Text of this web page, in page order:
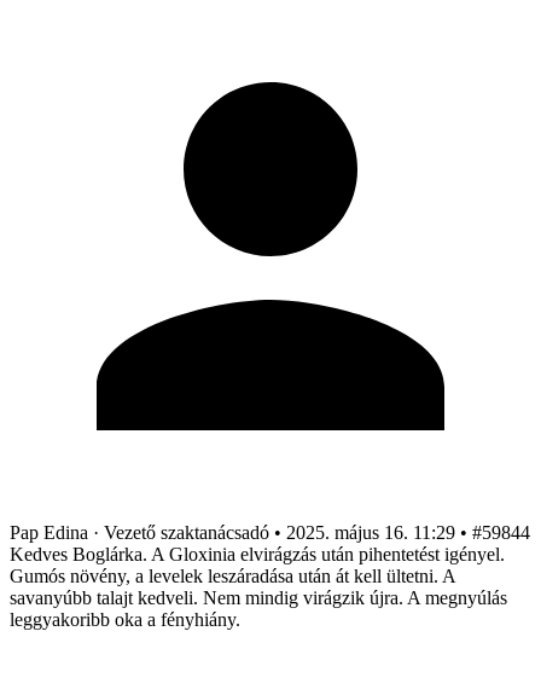
Pap Edina · Vezető szaktanácsadó • 2025. május 16. 11:29 • #59844
Kedves Boglárka. A Gloxinia elvirágzás után pihentetést igényel.
Gumós növény, a levelek leszáradása után át kell ültetni. A
savanyúbb talajt kedveli. Nem mindig virágzik újra. A megnyúlás
leggyakoribb oka a fényhiány.